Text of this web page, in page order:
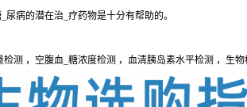
病的潜在治_疗药物是十分有帮助的。
测 ，空腹血_糖浓度检测 ，血清胰岛素水平检测 ，生物